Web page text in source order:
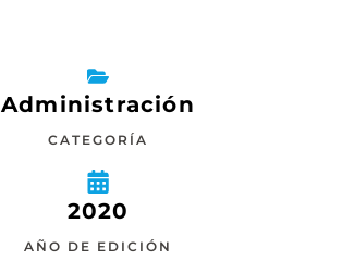
Administración
CATEGORÍA
2020
AÑO DE EDICIÓN